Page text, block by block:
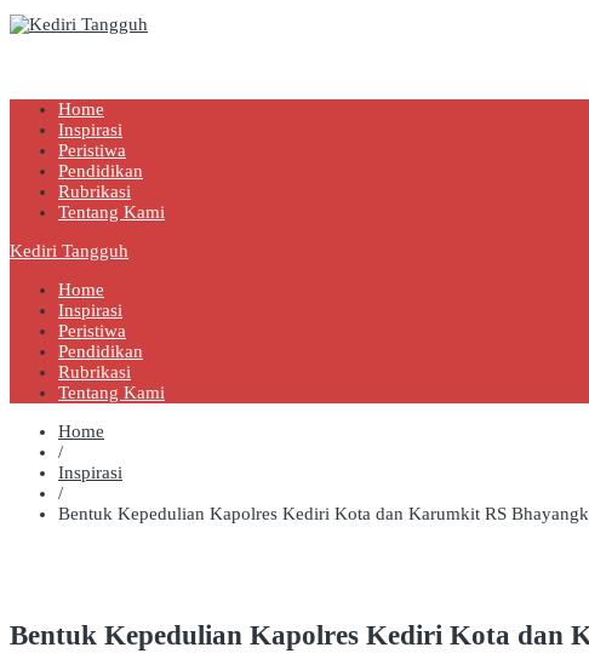
Home
Inspirasi
Peristiwa
Pendidikan
Rubrikasi
Tentang Kami
Kediri Tangguh
Home
Inspirasi
Peristiwa
Pendidikan
Rubrikasi
Tentang Kami
Home
/
Inspirasi
/
Bentuk Kepedulian Kapolres Kediri Kota dan Karumkit RS
Bentuk Kepedulian Kapolres Kediri Kota dan